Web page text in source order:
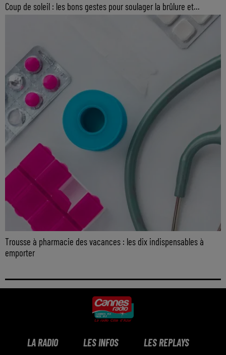
Coup de soleil : les bons gestes pour soulager la brûlure et...
Trousse à pharmacie des vacances : les dix indispensables à
emporter
LA RADIO LES INFOS LES REPLAYS